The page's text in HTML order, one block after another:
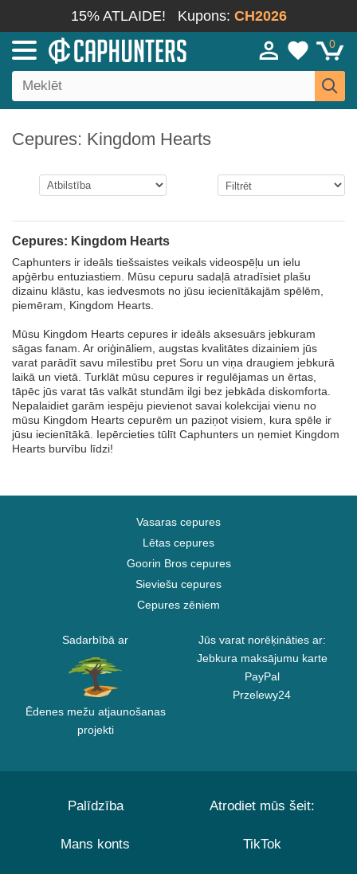
15% ATLAIDE! Kupons: CH2026
0
Cepures: Kingdom Hearts
Cepures: Kingdom Hearts
Caphunters ir ideāls tiešsaistes veikals videospēļu un ielu
apģērbu entuziastiem. Mūsu cepuru sadaļā atradīsiet plašu
dizainu klāstu, kas iedvesmots no jūsu iecienītākajām spēlēm,
piemēram, Kingdom Hearts.
Mūsu Kingdom Hearts cepures ir ideāls aksesuārs jebkuram
sāgas fanam. Ar oriģināliem, augstas kvalitātes dizainiem jūs
varat parādīt savu mīlestību pret Soru un viņa draugiem jebkurā
laikā un vietā. Turklāt mūsu cepures ir regulējamas un ērtas,
tāpēc jūs varat tās valkāt stundām ilgi bez jebkāda diskomforta.
Nepalaidiet garām iespēju pievienot savai kolekcijai vienu no
mūsu Kingdom Hearts cepurēm un paziņot visiem, kura spēle ir
jūsu iecienītākā. Iepērcieties tūlīt Caphunters un ņemiet Kingdom
Hearts burvību līdzi!
Vasaras cepures
Lētas cepures
Goorin Bros cepures
Sieviešu cepures
Cepures zēniem
Sadarbībā ar
Ēdenes mežu atjaunošanas
projekti
Jūs varat norēķināties ar:
Jebkura maksājumu karte
PayPal
Przelewy24
Palīdzība
Mans konts
Atrodiet mūs šeit:
TikTok